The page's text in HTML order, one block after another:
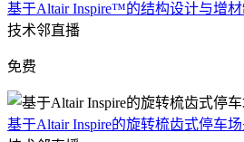
基于Altair Inspire™的结构设计与增
技术邻直播
免费
基于Altair Inspire的旋转梳齿式停车